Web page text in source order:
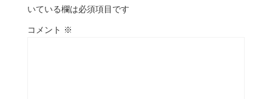
いている欄は必須項目です
コメント ※